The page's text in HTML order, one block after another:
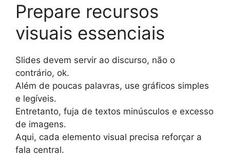
Prepare recursos
visuais essenciais
Slides devem servir ao discurso, não o
contrário, ok.
Além de poucas palavras, use gráficos simples
e legíveis.
Entretanto, fuja de textos minúsculos e excesso
de imagens.
Aqui, cada elemento visual precisa reforçar a
fala central.